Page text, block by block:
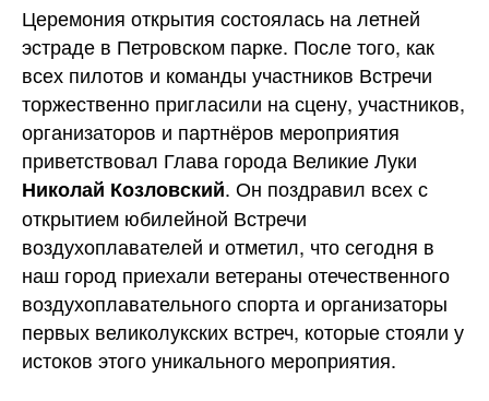
Церемония открытия состоялась на летней
эстраде в Петровском парке. После того, как
всех пилотов и команды участников Встречи
торжественно пригласили на сцену, участников,
организаторов и партнёров мероприятия
приветствовал Глава города Великие Луки
Николай Козловский. Он поздравил всех с
открытием юбилейной Встречи
воздухоплавателей и отметил, что сегодня в
наш город приехали ветераны отечественного
воздухоплавательного спорта и организаторы
первых великолукских встреч, которые стояли у
истоков этого уникального мероприятия.